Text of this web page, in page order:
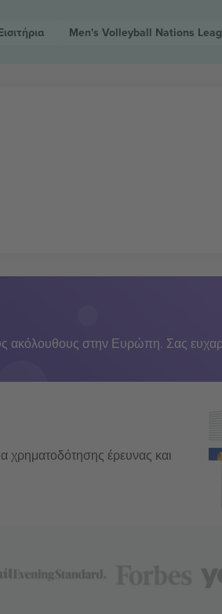
Men's Volleyball Nations
ακόλουθους στην Ευρώπη. Σας
χρηματοδότησης έρευνας και